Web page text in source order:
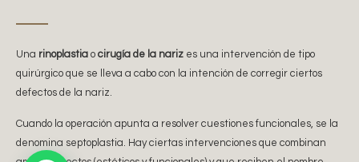
Una rinoplastia o cirugía de la nariz es una intervención de tipo
quirúrgico que se lleva a cabo con la intención de corregir ciertos
defectos de la nariz.
Cuando la operación apunta a resolver cuestiones funcionales, se la
denomina septoplastia. Hay ciertas intervenciones que combinan